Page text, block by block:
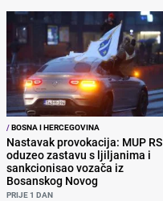
/BOSNA I HERCEGOVINA
Nastavak provokacija: MUP RS
oduzeo zastavu s ljiljanima i
sankcionisao vozača iz
Bosanskog Novog
PRIJE 1 DAN